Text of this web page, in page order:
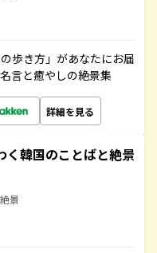
歩き方」があなたにお届
言と癒やしの絶景集
詳細を見る
く韓国のことばと絶景
景